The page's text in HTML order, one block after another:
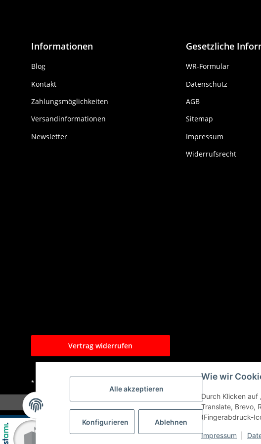
Alle akzeptieren
Konfigurieren Ablehnen
Wie wir
Durch Klicken auf
Translate, Brevo,
(Fingerabdruck-
Impressum
Informationen
Blog
Kontakt
Zahlungsmöglichkeiten
Versandinformationen
Newsletter
Gesetzliche
WR-Formular
Datenschutz
AGB
Sitemap
Impressum
Widerrufsrecht
Vertrag widerrufen
* Alle Preise inkl. gesetzlicher USt., zzgl.